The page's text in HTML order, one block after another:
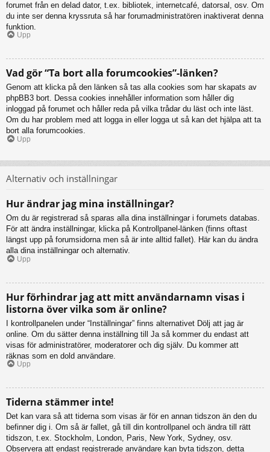
forumet från en delad dator, t.ex. bibliotek, internetcafé, datorsal, osv. Om
du inte ser denna kryssruta så har forumadministratören inaktiverat denna
funktion.
Upp
Vad gör “Ta bort alla forumcookies”-länken?
Genom att klicka på den länken så tas alla cookies som har skapats av
phpBB3 bort. Dessa cookies innehåller information som håller dig
inloggad på forumet och håller reda på vilka trådar du läst och inte läst.
Om du har problem med att logga in eller logga ut så kan det hjälpa att ta
bort alla forumcookies.
Upp
Alternativ och inställningar
Hur ändrar jag mina inställningar?
Om du är registrerad så sparas alla dina inställningar i forumets databas.
För att ändra inställningar, klicka på Kontrollpanel-länken (finns oftast
längst upp på forumsidorna men så är inte alltid fallet). Här kan du ändra
alla dina inställningar och alternativ.
Upp
Hur förhindrar jag att mitt användarnamn visas i
listorna över vilka som är online?
I kontrollpanelen under “Inställningar” finns alternativet Dölj att jag är
online. Om du sätter denna inställning till Ja så kommer du endast att
visas för administratörer, moderatorer och dig själv. Du kommer att
räknas som en dold användare.
Upp
Tiderna stämmer inte!
Det kan vara så att tiderna som visas är för en annan tidszon än den du
befinner dig i. Om så är fallet, gå till din kontrollpanel och ändra till rätt
tidszon, t.ex. Stockholm, London, Paris, New York, Sydney, osv.
Observera att endast registrerade användare kan byta tidszon, detta